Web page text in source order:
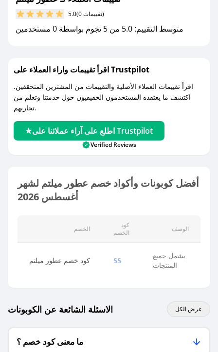
مع صحصح، تسوق بذكاء ووفّر على كل مشترياتك مع
كوبونات خصم حصرية من عطور ميلتم!
5.0 (0 تقييمات)
متوسط التقييم: 5.0 من 5 نجوم بواسطة 0 مستخدمين
اقرأ تقييمات واراء العملاء على Trustpilot
اقرأ تقييمات العملاء الأصلية والتقييمات من المشترين المتحققين.
اكتشف ما يعتقده المستخدمون الحقيقيون حول خدمتنا وتعلم من
تجاربهم.
اطلع على آراء عملائنا على Trustpilot
Verified Reviews
أفضل كوبونات وأكواد خصم عطور ميلتم لشهر
أغسطس 2026
الخصم
كود
الخصم
الوصف
كود خصم عطور ميلتم SS
يشمل جميع
المنتجات
الاسئلة الشائعة عن الكوبونات عرض الكل
ما معنى كود خصم ؟